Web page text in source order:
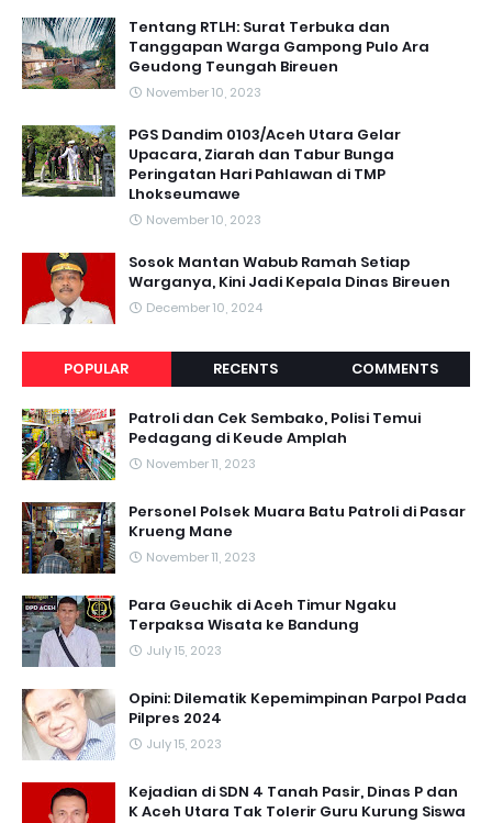
Tentang RTLH: Surat Terbuka dan
Tanggapan Warga Gampong Pulo Ara
Geudong Teungah Bireuen
November 10, 2023
PGS Dandim 0103/Aceh Utara Gelar
Upacara, Ziarah dan Tabur Bunga
Peringatan Hari Pahlawan di TMP
Lhokseumawe
November 10, 2023
Sosok Mantan Wabub Ramah Setiap
Warganya, Kini Jadi Kepala Dinas Bireuen
December 10, 2024
POPULAR RECENTS COMMENTS
Patroli dan Cek Sembako, Polisi Temui
Pedagang di Keude Amplah
November 11, 2023
Personel Polsek Muara Batu Patroli di Pasar
Krueng Mane
November 11, 2023
Para Geuchik di Aceh Timur Ngaku
Terpaksa Wisata ke Bandung
July 15, 2023
Opini: Dilematik Kepemimpinan Parpol Pada
Pilpres 2024
July 15, 2023
Kejadian di SDN 4 Tanah Pasir, Dinas P dan
K Aceh Utara Tak Tolerir Guru Kurung Siswa